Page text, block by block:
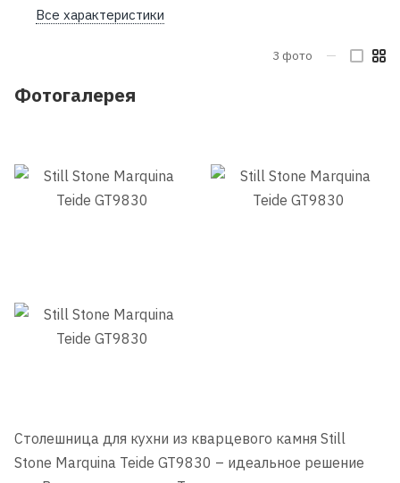
Все характеристики
Фотогалерея
3 фото —
Столешница для кухни из кварцевого камня Still
Stone Marquina Teide GT9830 – идеальное решение